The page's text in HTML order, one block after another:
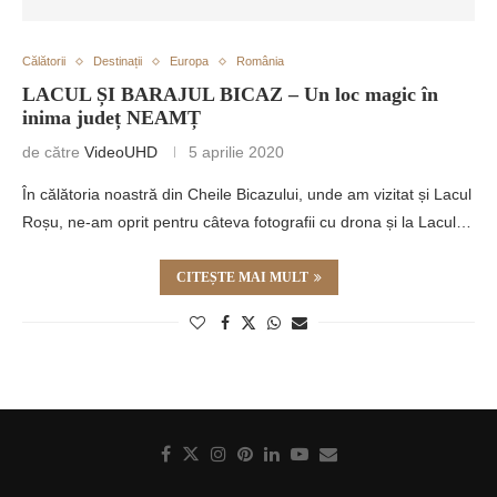
Călătorii Destinații Europa România
LACUL ȘI BARAJUL BICAZ – Un loc magic în
inima județ NEAMȚ
de către VideoUHD 5 aprilie 2020
În călătoria noastră din Cheile Bicazului, unde am vizitat și Lacul
Roșu, ne-am oprit pentru câteva fotografii cu drona și la Lacul…
CITEȘTE MAI MULT